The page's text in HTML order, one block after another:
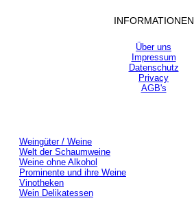
INFORMATIONEN
Über uns
Impressum
Datenschutz
Privacy
AGB's
Weingüter / Weine
Welt der Schaumweine
Weine ohne Alkohol
Prominente und ihre Weine
Vinotheken
Wein Delikatessen